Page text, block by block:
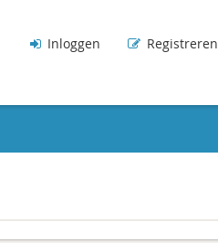
Inloggen Registreren